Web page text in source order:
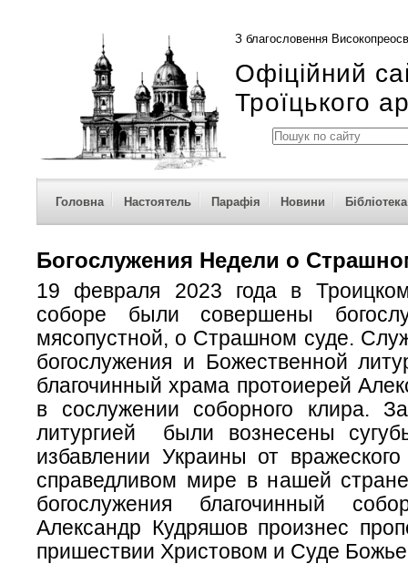
З благословення
Офіційний
Троїцького
Головна Настоятель Парафія Новини Бібліотека
Богослужения Недели о
19 февраля 2023 года в
соборе были совершены
мясопустной, о Страшном суде.
богослужения и Божественной
благочинный храма протоиерей
в сослужении соборного клира.
литургией были вознесены
избавлении Украины от
справедливом мире в нашей
богослужения благочинный
Александр Кудряшов произнес
пришествии Христовом и Суде